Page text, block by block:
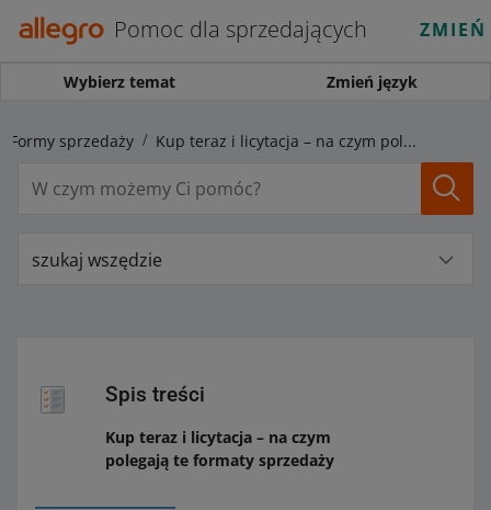
Pomoc dla sprzedających
Wybierz temat Zmień język
Formy sprzedaży Kup teraz i licytacja – na czym polegają te formaty sprzedaży
szukaj wszędzie
Spis treści
Kup teraz i licytacja – na czym
polegają te formaty sprzedaży